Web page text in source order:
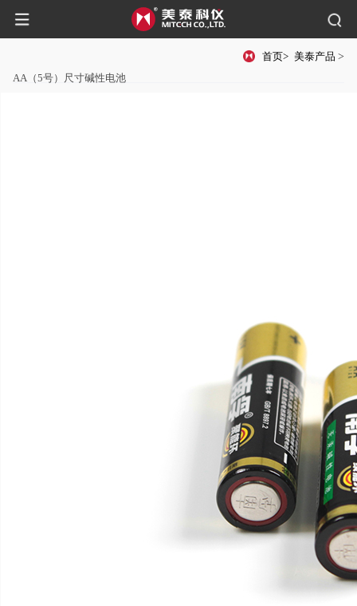
首页> 美泰产品 >
AA（5号）尺寸碱性电池